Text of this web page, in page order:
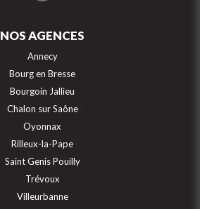
NOS AGENCES
Annecy
Bourg en Bresse
Bourgoin Jallieu
Chalon sur Saône
Oyonnax
Rilleux-la-Pape
Saint Genis Pouilly
Trévoux
Villeurbanne